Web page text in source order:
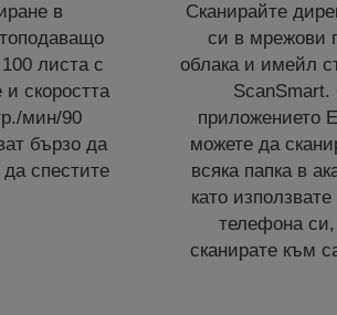
в
листа с
скоростта
мин/90
бързо да
спестите
Сканирайте
си в мрежови
облака и имейл
ScanSmart.
приложението
можете да
всяка папка в
като
телефона
сканирате към